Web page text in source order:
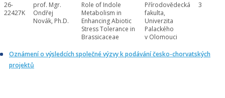
26-
22427K
prof. Mgr.
Ondřej
Novák, Ph.D.
Role of Indole
Metabolism in
Enhancing Abiotic
Stress Tolerance in
Brassicaceae
Přírodovědecká
fakulta,
Univerzita
Palackého
v Olomouci
3
Oznámení o výsledcích společné výzvy k podávání česko-chorvatských
projektů